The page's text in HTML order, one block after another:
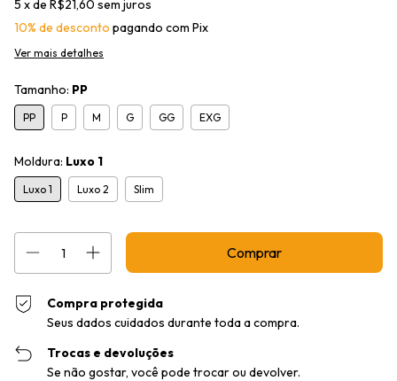
5 x de R$21,60 sem juros
10% de desconto pagando com Pix
Ver mais detalhes
Tamanho: PP
PP P M G GG EXG
Moldura: Luxo 1
Luxo 1 Luxo 2 Slim
Compra protegida
Seus dados cuidados durante toda a compra.
Trocas e devoluções
Se não gostar, você pode trocar ou devolver.